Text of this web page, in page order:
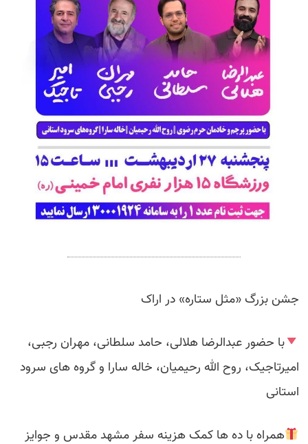
جشن بزرگ «مثل ستاره» در اراک
با حضور عبدالرضا هلالی، حامد سلطانی، مهران رجبی،
امیرتاجیک، روح الله رحیمیان، خاله سارا و گروه های سرود
استانی
همراه با ده ها کمک هزینه سفر مشهد مقدس و جوایز